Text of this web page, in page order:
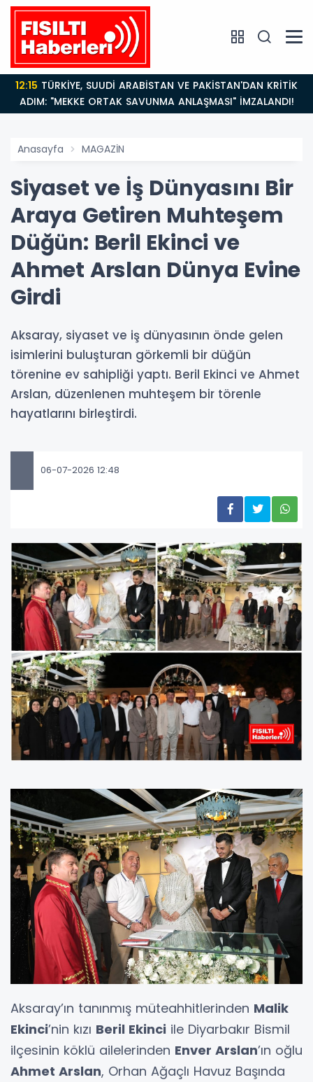
12:15
ADIM: "MEKKE ORTAK SAVUNMA ANLAŞMASI" İMZALANDI!
Anasayfa MAGAZİN
Siyaset ve İş Dünyasını Bir
Araya Getiren Muhteşem
Düğün: Beril Ekinci ve
Ahmet Arslan Dünya Evine
Girdi
Aksaray, siyaset ve iş dünyasının önde gelen
isimlerini buluşturan görkemli bir düğün
törenine ev sahipliği yaptı. Beril Ekinci ve Ahmet
Arslan, düzenlenen muhteşem bir törenle
hayatlarını birleştirdi.
06-07-2026 12:48
Aksaray’ın tanınmış müteahhitlerinden Malik
Ekinci’nin kızı Beril Ekinci ile Diyarbakır Bismil
ilçesinin köklü ailelerinden Enver Arslan’ın oğlu
Ahmet Arslan, Orhan Ağaçlı Havuz Başında